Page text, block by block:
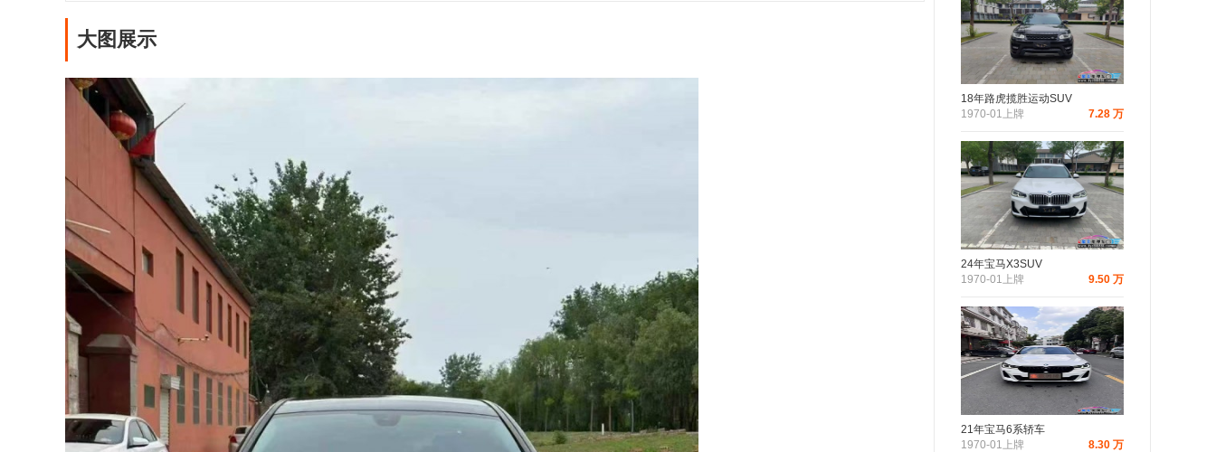
大图展示
18年路虎揽胜运动SUV
1970-01上牌
7.28 万
24年宝马X3SUV
1970-01上牌
9.50 万
21年宝马6系轿车
1970-01上牌
8.30 万